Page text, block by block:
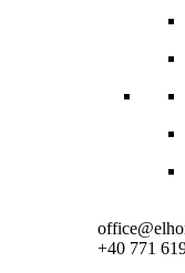
+40 771